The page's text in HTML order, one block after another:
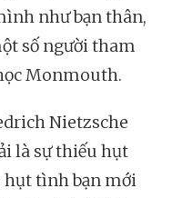
như bạn thân,
số người tham
Monmouth.
Nietzsche
là sự thiếu hụt
tình bạn mới